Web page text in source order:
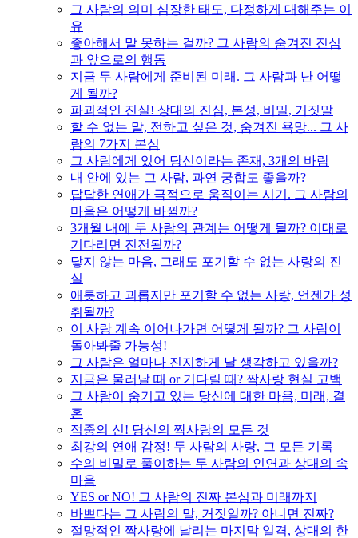
그 사람의 의미 심장한 태도, 다정하게 대해주는 이
유
좋아해서 말 못하는 걸까? 그 사람의 숨겨진 진심
과 앞으로의 행동
지금 두 사람에게 준비된 미래. 그 사람과 난 어떻
게 될까?
파괴적인 진실! 상대의 진심, 본성, 비밀, 거짓말
할 수 없는 말, 전하고 싶은 것, 숨겨진 욕망... 그 사
람의 7가지 본심
그 사람에게 있어 당신이라는 존재, 3개의 바람
내 안에 있는 그 사람, 과연 궁합도 좋을까?
답답한 연애가 극적으로 움직이는 시기. 그 사람의
마음은 어떻게 바뀔까?
3개월 내에 두 사람의 관계는 어떻게 될까? 이대로
기다리면 진전될까?
닿지 않는 마음, 그래도 포기할 수 없는 사랑의 진
실
애틋하고 괴롭지만 포기할 수 없는 사랑, 언젠가 성
취될까?
이 사랑 계속 이어나가면 어떻게 될까? 그 사람이
돌아봐줄 가능성!
그 사람은 얼마나 진지하게 날 생각하고 있을까?
지금은 물러날 때 or 기다릴 때? 짝사랑 현실 고백
그 사람이 숨기고 있는 당신에 대한 마음, 미래, 결
혼
적중의 신! 당신의 짝사랑의 모든 것
최강의 연애 감정! 두 사람의 사랑, 그 모든 기록
수의 비밀로 풀이하는 두 사람의 인연과 상대의 속
마음
YES or NO! 그 사람의 진짜 본심과 미래까지
바쁘다는 그 사람의 말, 거짓일까? 아니면 진짜?
절망적인 짝사랑에 날리는 마지막 일격, 상대의 한